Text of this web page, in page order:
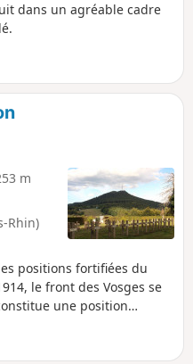
dans un agréable cadre
m
Rhin)
positions fortifiées du
le front des Vosges se
une position